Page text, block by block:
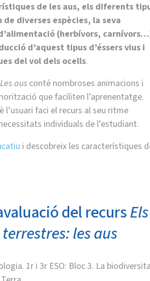
de les aus, els diferents
de diverses espècies, la seva
(herbívors,
d’aquest tipus d’éssers vius i
del vol dels ocells.
Les aus conté nombroses animacions i
que faciliten l’aprenentatge.
l’usuari faci el recurs al seu ritme
individuals de l’estudiant.
i descobreix les característiques
del recursEls
les aus
1r i 3r ESO: Bloc 3. La